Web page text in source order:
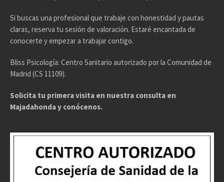
Si buscas una profesional que trabaje con honestidad y pautas
claras, reserva tu sesión de valoración. Estaré encantada de
conocerte y empezar a trabajar contigo.
Bliss Psicología: Centro Sanitario autorizado por la Comunidad de
Madrid (CS 11109).
Solicita tu primera visita en nuestra consulta en
Majadahonda y conócenos.